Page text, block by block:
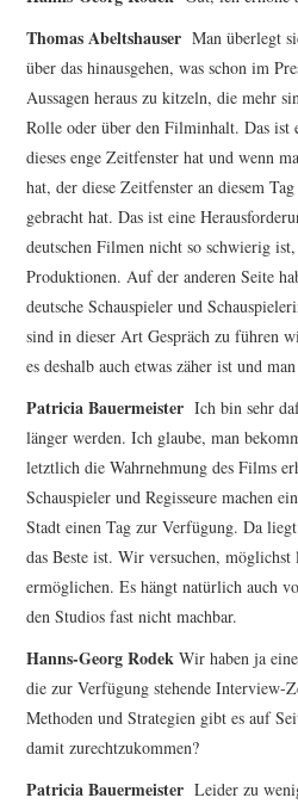
Thomas Abeltshauser Man überlegt
über das hinausgehen, was schon im
Aussagen heraus zu kitzeln, die mehr
Rolle oder über den Filminhalt. Das ist
dieses enge Zeitfenster hat und wenn
hat, der diese Zeitfenster an diesem
gebracht hat. Das ist eine
deutschen Filmen nicht so schwierig
Produktionen. Auf der anderen Seite
deutsche Schauspieler und
sind in dieser Art Gespräch zu führen
es deshalb auch etwas zäher ist und
Patricia Bauermeister Ich bin sehr
länger werden. Ich glaube, man
letztlich die Wahrnehmung des Films
Schauspieler und Regisseure machen
Stadt einen Tag zur Verfügung. Da
das Beste ist. Wir versuchen, möglichst
ermöglichen. Es hängt natürlich auch
den Studios fast nicht machbar.
Hanns-Georg Rodek Wir haben ja
die zur Verfügung stehende Interview-
Methoden und Strategien gibt es auf
damit zurechtzukommen?
Patricia Bauermeister Leider zu